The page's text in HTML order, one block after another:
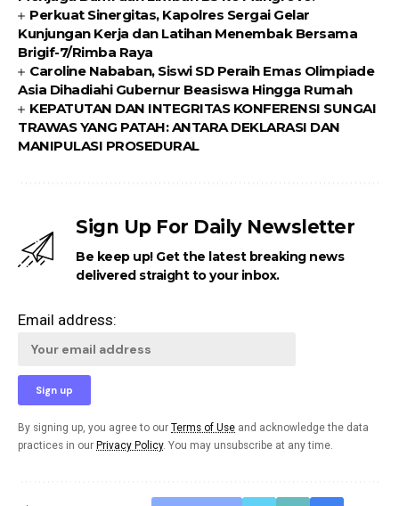
Perkuat Sinergitas, Kapolres Sergai Gelar
Kunjungan Kerja dan Latihan Menembak Bersama
Brigif-7/Rimba Raya
Caroline Nababan, Siswi SD Peraih Emas Olimpiade
Asia Dihadiahi Gubernur Beasiswa Hingga Rumah
KEPATUTAN DAN INTEGRITAS KONFERENSI SUNGAI
TRAWAS YANG PATAH: ANTARA DEKLARASI DAN
MANIPULASI PROSEDURAL
Sign Up For Daily Newsletter
Be keep up! Get the latest breaking news
delivered straight to your inbox.
Email address:
By signing up, you agree to our Terms of Use and acknowledge the data
practices in our Privacy Policy. You may unsubscribe at any time.